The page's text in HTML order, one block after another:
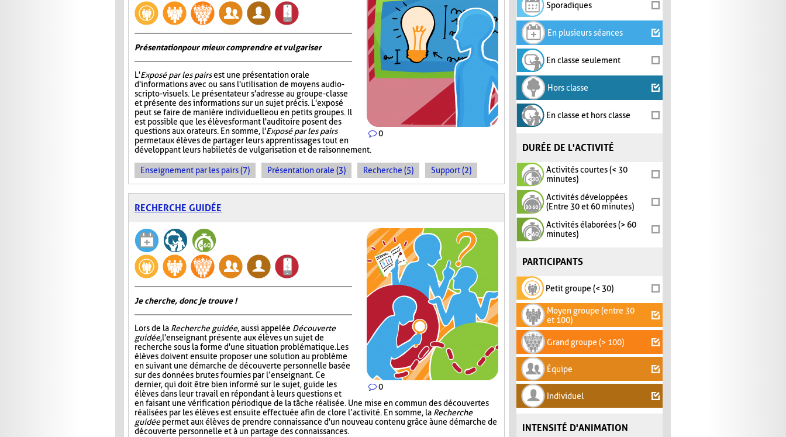
Sporadiques
En plusieurs séances
En classe seulement
Hors classe
En classe et hors classe
DURÉE DE L'ACTIVITÉ
Activités courtes (< 30
minutes)
Activités développées
(Entre 30 et 60 minutes)
Activités élaborées (> 60
minutes)
PARTICIPANTS
Petit groupe (< 30)
Moyen groupe (entre 30
et 100)
Grand groupe (> 100)
Équipe
Individuel
INTENSITÉ D'ANIMATION
0
Présentation pour mieux comprendre et vulgariser
L'Exposé par les pairsest une présentation orale
d'informations avec ou sans l'utilisation de moyens audio-
scripto-visuels. Le présentateur s'adresse au groupe-classe
et présente des informations sur un sujet précis. L'exposé
peut se faire de manière individuelle ou en petits groupes. Il
est possible que les élèves formant l'auditoire posent des
questions aux orateurs. En somme, l'Exposé par les pairs
permet aux élèves de partager leurs apprentissages tout en
développant leurs habiletés de vulgarisation et de raisonnement.
Enseignement par les pairs (7) Présentation orale (3) Recherche (5) Support (2)
RECHERCHE GUIDÉE
0
Je cherche, donc je trouve !
Lors de la Recherche guidée, aussi appelée Découverte
guidée, l'enseignant présente aux élèves un sujet de
recherche sous la forme d'une situation problématique. Les
élèves doivent ensuite proposer une solution au problème
en suivant une démarche de découverte personnelle basée
sur des données brutes fournies par l’enseignant. Ce
dernier, qui doit être bien informé sur le sujet, guide les
élèves dans leur travail en répondant à leurs questions et
en faisant une vérification périodique de la tâche réalisée. Une mise en commun des découvertes
réalisées par les élèves est ensuite effectuée afin de clore l’activité. En somme, la Recherche
guidéepermet aux élèves de prendre connaissance d'un nouveau contenu grâce à une démarche de
découverte personnelle et à un partage des connaissances.